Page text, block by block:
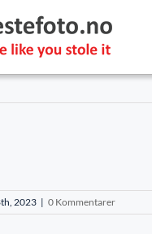
2023 | 0 Kommentarer